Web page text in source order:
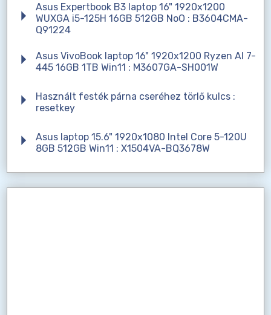
Asus Expertbook B3 laptop 16" 1920x1200
WUXGA i5-125H 16GB 512GB NoO : B3604CMA-
Q91224
Asus VivoBook laptop 16" 1920x1200 Ryzen AI 7-
445 16GB 1TB Win11 : M3607GA-SH001W
Használt festék párna cseréhez törlő kulcs :
resetkey
Asus laptop 15.6" 1920x1080 Intel Core 5-120U
8GB 512GB Win11 : X1504VA-BQ3678W